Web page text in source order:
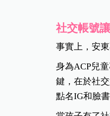
社交帳號
事實上，安
身為ACP兒
鍵，在於社
點名IG和臉